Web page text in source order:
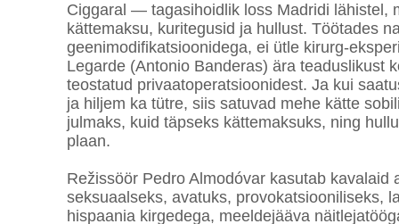
Ciggaral — tagasihoidlik loss Madridi lähistel,
kättemaksu, kuritegusid ja hullust. Töötades
geenimodifikatsioonidega, ei ütle kirurg-
Legarde (Antonio Banderas) ära teaduslikust
teostatud privaatoperatsioonidest. Ja kui
ja hiljem ka tütre, siis satuvad mehe kätte
julmaks, kuid täpseks kättemaksuks, ning
plaan.
Režissöör Pedro Almodóvar kasutab kavalaid
seksuaalseks, avatuks, provokatsiooniliseks,
hispaania kirgedega, meeldejääva